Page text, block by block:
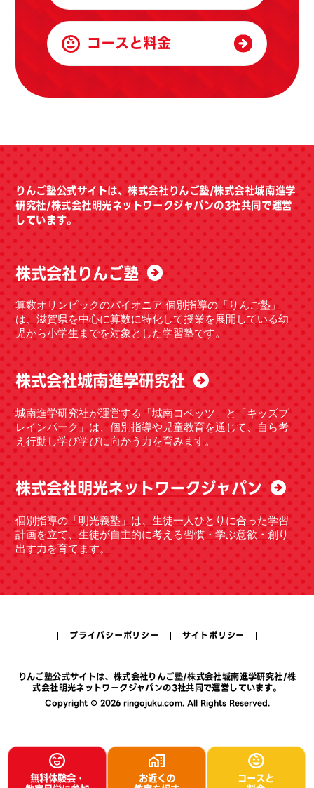
無料体験会・ お近くの コースと
コースと料金
りんご塾公式サイトは、株式会社りんご塾/株式会社城南進学
研究社/株式会社明光ネットワークジャパンの3社共同で運営
しています。
株式会社りんご塾
算数オリンピックのパイオニア 個別指導の「りんご塾」
は、滋賀県を中心に算数に特化して授業を展開している幼
児から小学生までを対象とした学習塾です。
株式会社城南進学研究社
城南進学研究社が運営する「城南コベッツ」と「キッズプ
レインパーク」は、個別指導や児童教育を通じて、自ら考
え行動し学び学びに向かう力を育みます。
株式会社明光ネットワークジャパン
個別指導の「明光義塾」は、生徒一人ひとりに合った学習
計画を立て、生徒が自主的に考える習慣・学ぶ意欲・創り
出す力を育てます。
プライバシーポリシー サイトポリシー
りんご塾公式サイトは、 株式会社りんご塾/株式会社城南進学研究社/株
式会社明光ネットワークジャパンの3社共同で運営しています。
Copyright © 2026 ringojuku.com. All Rights Reserved.